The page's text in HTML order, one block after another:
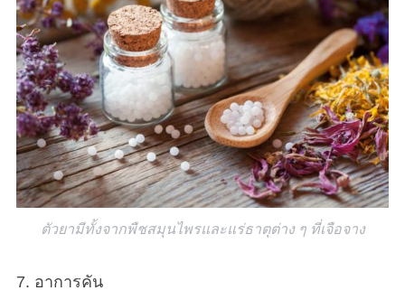
ตัวยามีทั้งจากพืชสมุนไพรและแร่ธาตุต่าง ๆ ที่เจือจาง
7. อาการคัน